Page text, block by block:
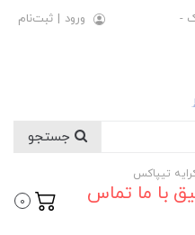
-
ورود | ثبت‌نام
با ما تماس
0